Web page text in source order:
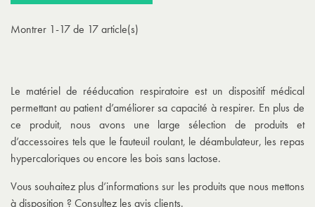
Montrer 1-17 de 17 article(s)
Le matériel de rééducation respiratoire est un dispositif médical
permettant au patient d’améliorer sa capacité à respirer. En plus de
ce produit, nous avons une large sélection de produits et
d’accessoires tels que le fauteuil roulant, le déambulateur, les repas
hypercaloriques ou encore les bois sans lactose.
Vous souhaitez plus d’informations sur les produits que nous mettons
à disposition ? Consultez les avis clients.